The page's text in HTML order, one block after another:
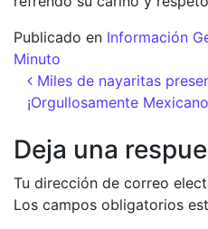
Publicado en Información
Minuto
Navegación
Miles de nayaritas
¡Orgullosamente
Deja una
Tu dirección de correo
Los campos obligatorios